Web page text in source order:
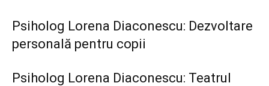
Psiholog Lorena Diaconescu: Dezvoltare
personală pentru copii
Psiholog Lorena Diaconescu: Teatrul